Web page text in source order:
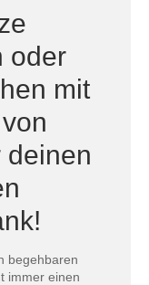
oder
mit
deinen
begehbaren
immer einen